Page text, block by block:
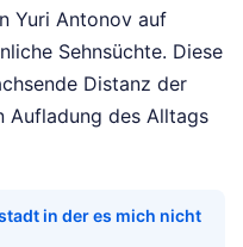
Yuri Antonov auf
Sehnsüchte. Diese
Distanz der
Aufladung des Alltags
in der es mich nicht